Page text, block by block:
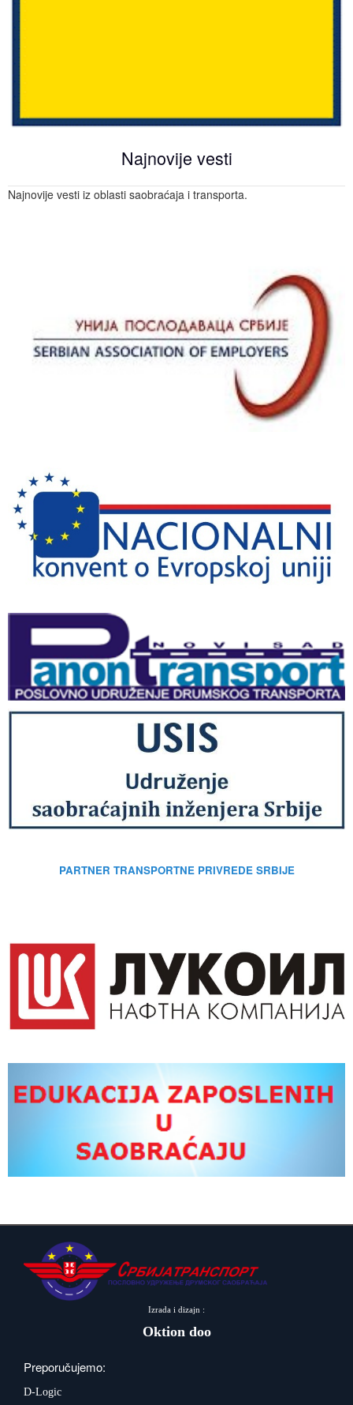
Najnovije vesti
Najnovije vesti iz oblasti saobraćaja i transporta.
PARTNER TRANSPORTNE PRIVREDE SRBIJE
Izrada i dizajn :
Oktion doo
Preporučujemo:
D-Logic